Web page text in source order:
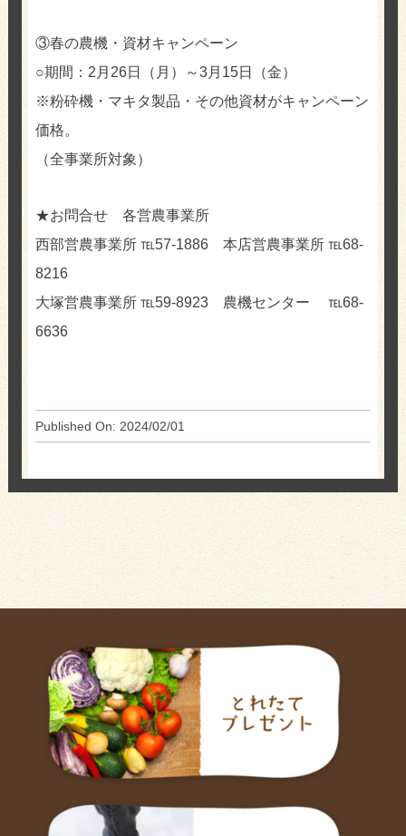
③春の農機・資材キャンペーン
○期間：2月26日（月）～3月15日（金）
※粉砕機・マキタ製品・その他資材がキャンペーン
価格。
（全事業所対象）
★お問合せ 各営農事業所
西部営農事業所 ℡57-1886 本店営農事業所 ℡68-
8216
大塚営農事業所 ℡59-8923 農機センター ℡68-
6636
Published On: 2024/02/01